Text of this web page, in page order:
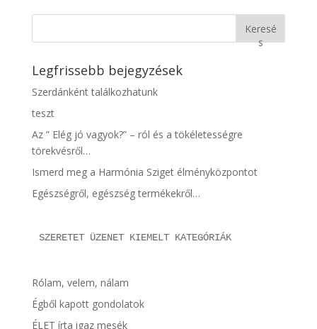
Keresé
s
Legfrissebb bejegyzések
Szerdánként találkozhatunk
teszt
Az ” Elég jó vagyok?” – ról és a tökéletességre
törekvésről…
Ismerd meg a Harmónia Sziget élményközpontot
Egészségről, egészség termékekről…
SZERETET ÜZENET KIEMELT KATEGÓRIÁK
Rólam, velem, nálam
Égből kapott gondolatok
ÉLET írta igaz mesék